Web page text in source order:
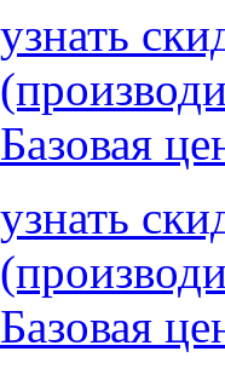
узнать
Базовая
узнать
Базовая